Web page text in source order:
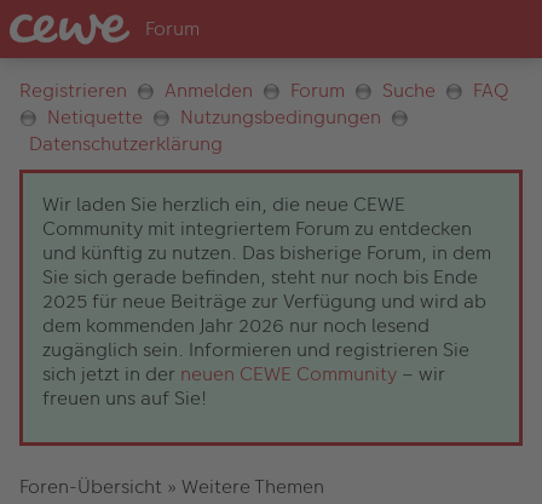
Registrieren Anmelden Forum Suche
FAQ
Netiquette
Nutzungsbedingungen
Datenschutzerklärung
Wir laden Sie herzlich ein, die neue CEWE
Community mit integriertem Forum zu entdecken
und künftig zu nutzen. Das bisherige Forum, in dem
Sie sich gerade befinden, steht nur noch bis Ende
2025 für neue Beiträge zur Verfügung und wird ab
dem kommenden Jahr 2026 nur noch lesend
zugänglich sein. Informieren und registrieren Sie
sich jetzt in der neuen CEWE Community – wir
freuen uns auf Sie!
Foren-Übersicht » Weitere Themen